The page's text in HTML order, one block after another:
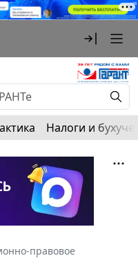
Налоги и
правовое